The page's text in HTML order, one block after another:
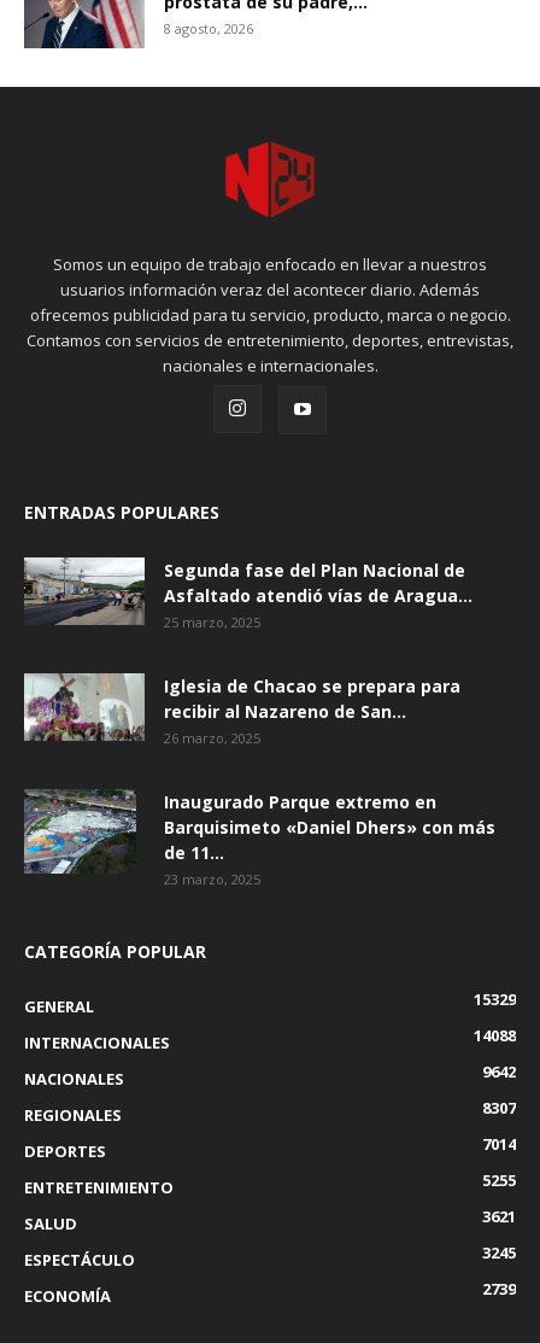
8 agosto, 2026
Somos un equipo de trabajo enfocado en llevar a nuestros
usuarios información veraz del acontecer diario. Además
ofrecemos publicidad para tu servicio, producto, marca o negocio.
Contamos con servicios de entretenimiento, deportes, entrevistas,
nacionales e internacionales.
ENTRADAS POPULARES
Segunda fase del Plan Nacional de
Asfaltado atendió vías de Aragua...
25 marzo, 2025
Iglesia de Chacao se prepara para
recibir al Nazareno de San...
26 marzo, 2025
Inaugurado Parque extremo en
Barquisimeto «Daniel Dhers» con más
de 11...
23 marzo, 2025
CATEGORÍA POPULAR
GENERAL
15329
INTERNACIONALES
14088
NACIONALES
9642
REGIONALES
8307
DEPORTES
7014
ENTRETENIMIENTO
5255
SALUD
3621
ESPECTÁCULO
3245
ECONOMÍA
2739